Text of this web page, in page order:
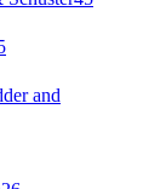
and